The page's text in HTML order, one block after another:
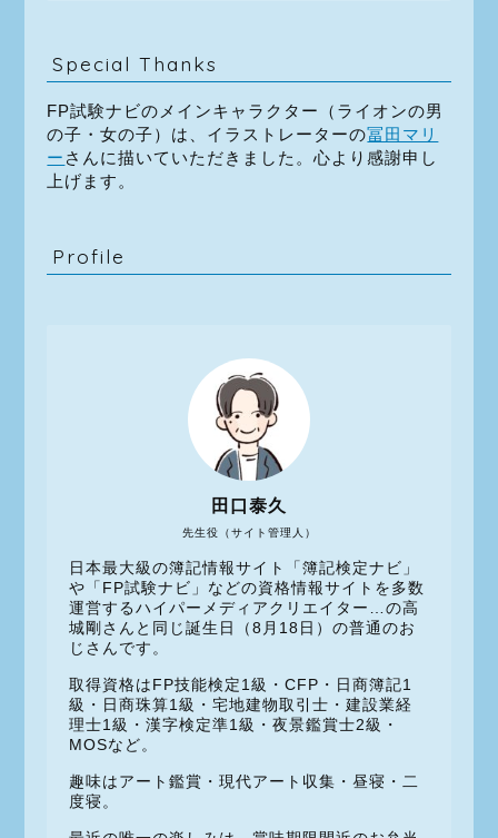
Special Thanks
FP試験ナビのメインキャラクター（ライオンの男
の子・女の子）は、イラストレーターの冨田マリ
ー さんに描いていただきました。心より感謝申し
上げます。
Profile
先生役（サイト管理人）
田口泰久
日本最大級の簿記情報サイト「簿記検定ナビ」
や「FP試験ナビ」などの資格情報サイトを多数
運営するハイパーメディアクリエイター…の高
城剛さんと同じ誕生日（8月18日）の普通のお
じさんです。
取得資格はFP技能検定1級・CFP・日商簿記1
級・日商珠算1級・宅地建物取引士・建設業経
理士1級・漢字検定準1級・夜景鑑賞士2級・
MOSなど。
趣味はアート鑑賞・現代アート収集・昼寝・二
度寝。